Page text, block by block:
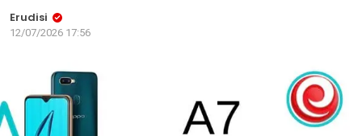
Erudisi
12/07/2026 17:56